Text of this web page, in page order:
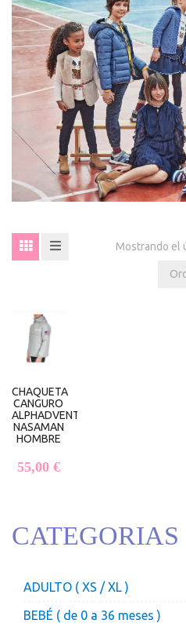
Mostrando el
CHAQUETA
CANGURO
ALPHADVENTURE
NASAMAN
HOMBRE
55,00 €
CATEGORIAS
ADULTO ( XS / XL )
BEBÉ ( de 0 a 36 meses )